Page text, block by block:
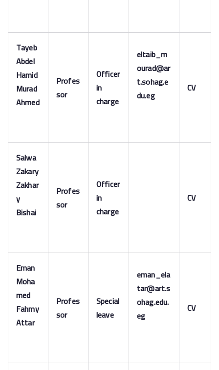
Tayeb
Abdel
Hamid
Murad
Ahmed
Profes
sor
Officer
in
charge
eltaib_m
ourad@ar
t.sohag.e
du.eg
CV
Salwa
Zakary
Zakhar
y
Bishai
Profes
sor
Officer
in
charge
CV
Eman
Moha
med
Fahmy
Attar
Profes
sor
Special
leave
eman_ela
tar@art.s
ohag.edu.
eg
CV